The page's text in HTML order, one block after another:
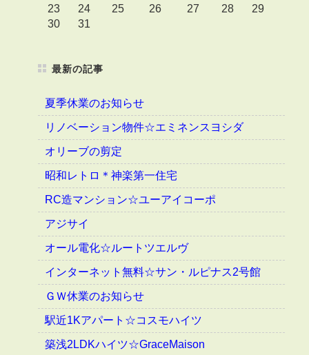
23
24 25 26 27 28
29
30
31
最新の記事
夏季休業のお知らせ
リノベーション物件☆エミネンスヨシダ
オリーブの剪定
昭和レトロ＊神楽第一住宅
RC造マンション☆ユーアイコーポ
アジサイ
オール電化☆ルートツエルヴ
インターネット無料☆サン・ルピナス2号館
ＧＷ休業のお知らせ
駅近1Kアパート☆コスモハイツ
築浅2LDKハイツ☆GraceMaison